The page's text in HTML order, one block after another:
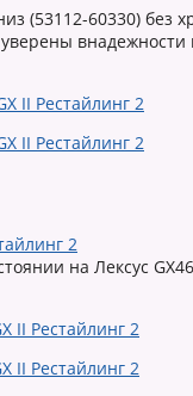
(53112-60330) без
внадежности
2
на Лексус